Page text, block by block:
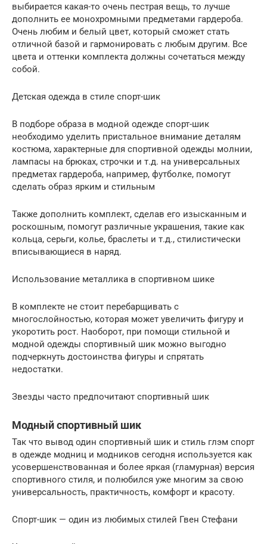
выбирается какая-то очень пестрая вещь, то лучше
дополнить ее монохромными предметами гардероба.
Очень любим и белый цвет, который сможет стать
отличной базой и гармонировать с любым другим. Все
цвета и оттенки комплекта должны сочетаться между
собой.
Детская одежда в стиле спорт-шик
В подборе образа в модной одежде спорт-шик
необходимо уделить пристальное внимание деталям
костюма, характерные для спортивной одежды молнии,
лампасы на брюках, строчки и т.д. на универсальных
предметах гардероба, например, футболке, помогут
сделать образ ярким и стильным
Также дополнить комплект, сделав его изысканным и
роскошным, помогут различные украшения, такие как
кольца, серьги, колье, браслеты и т.д., стилистически
вписывающиеся в наряд.
Использование металлика в спортивном шике
В комплекте не стоит перебарщивать с
многослойностью, которая может увеличить фигуру и
укоротить рост. Наоборот, при помощи стильной и
модной одежды спортивный шик можно выгодно
подчеркнуть достоинства фигуры и спрятать
недостатки.
Звезды часто предпочитают спортивный шик
Модный спортивный шик
Так что вывод один спортивный шик и стиль глэм спорт
в одежде модниц и модников сегодня используется как
усовершенствованная и более яркая (гламурная) версия
спортивного стиля, и полюбился уже многим за свою
универсальность, практичность, комфорт и красоту.
Спорт-шик — один из любимых стилей Гвен Стефани